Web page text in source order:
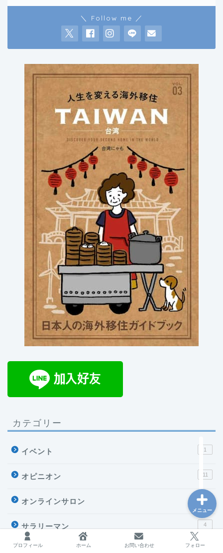
＼ Follow me ／
カテゴリー
イベント 1
オピニオン 11
オンラインサロン 12
サラリーマン 4
プロフィール ホーム お問い合わせ フォロー
メニュー